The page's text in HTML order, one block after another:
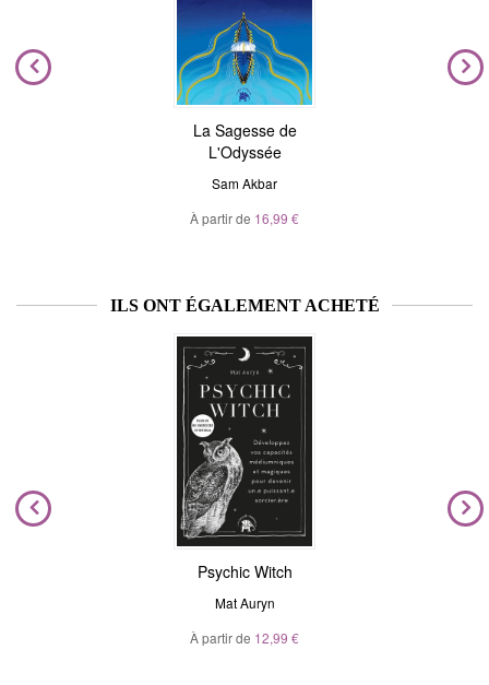
La Sagesse de
L'Odyssée
Sam Akbar
À partir de 16,99 €
ILS ONT ÉGALEMENT ACHETÉ
Psychic Witch
Mat Auryn
À partir de 12,99 €